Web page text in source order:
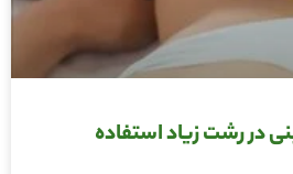
در رشت زیاد استفاده